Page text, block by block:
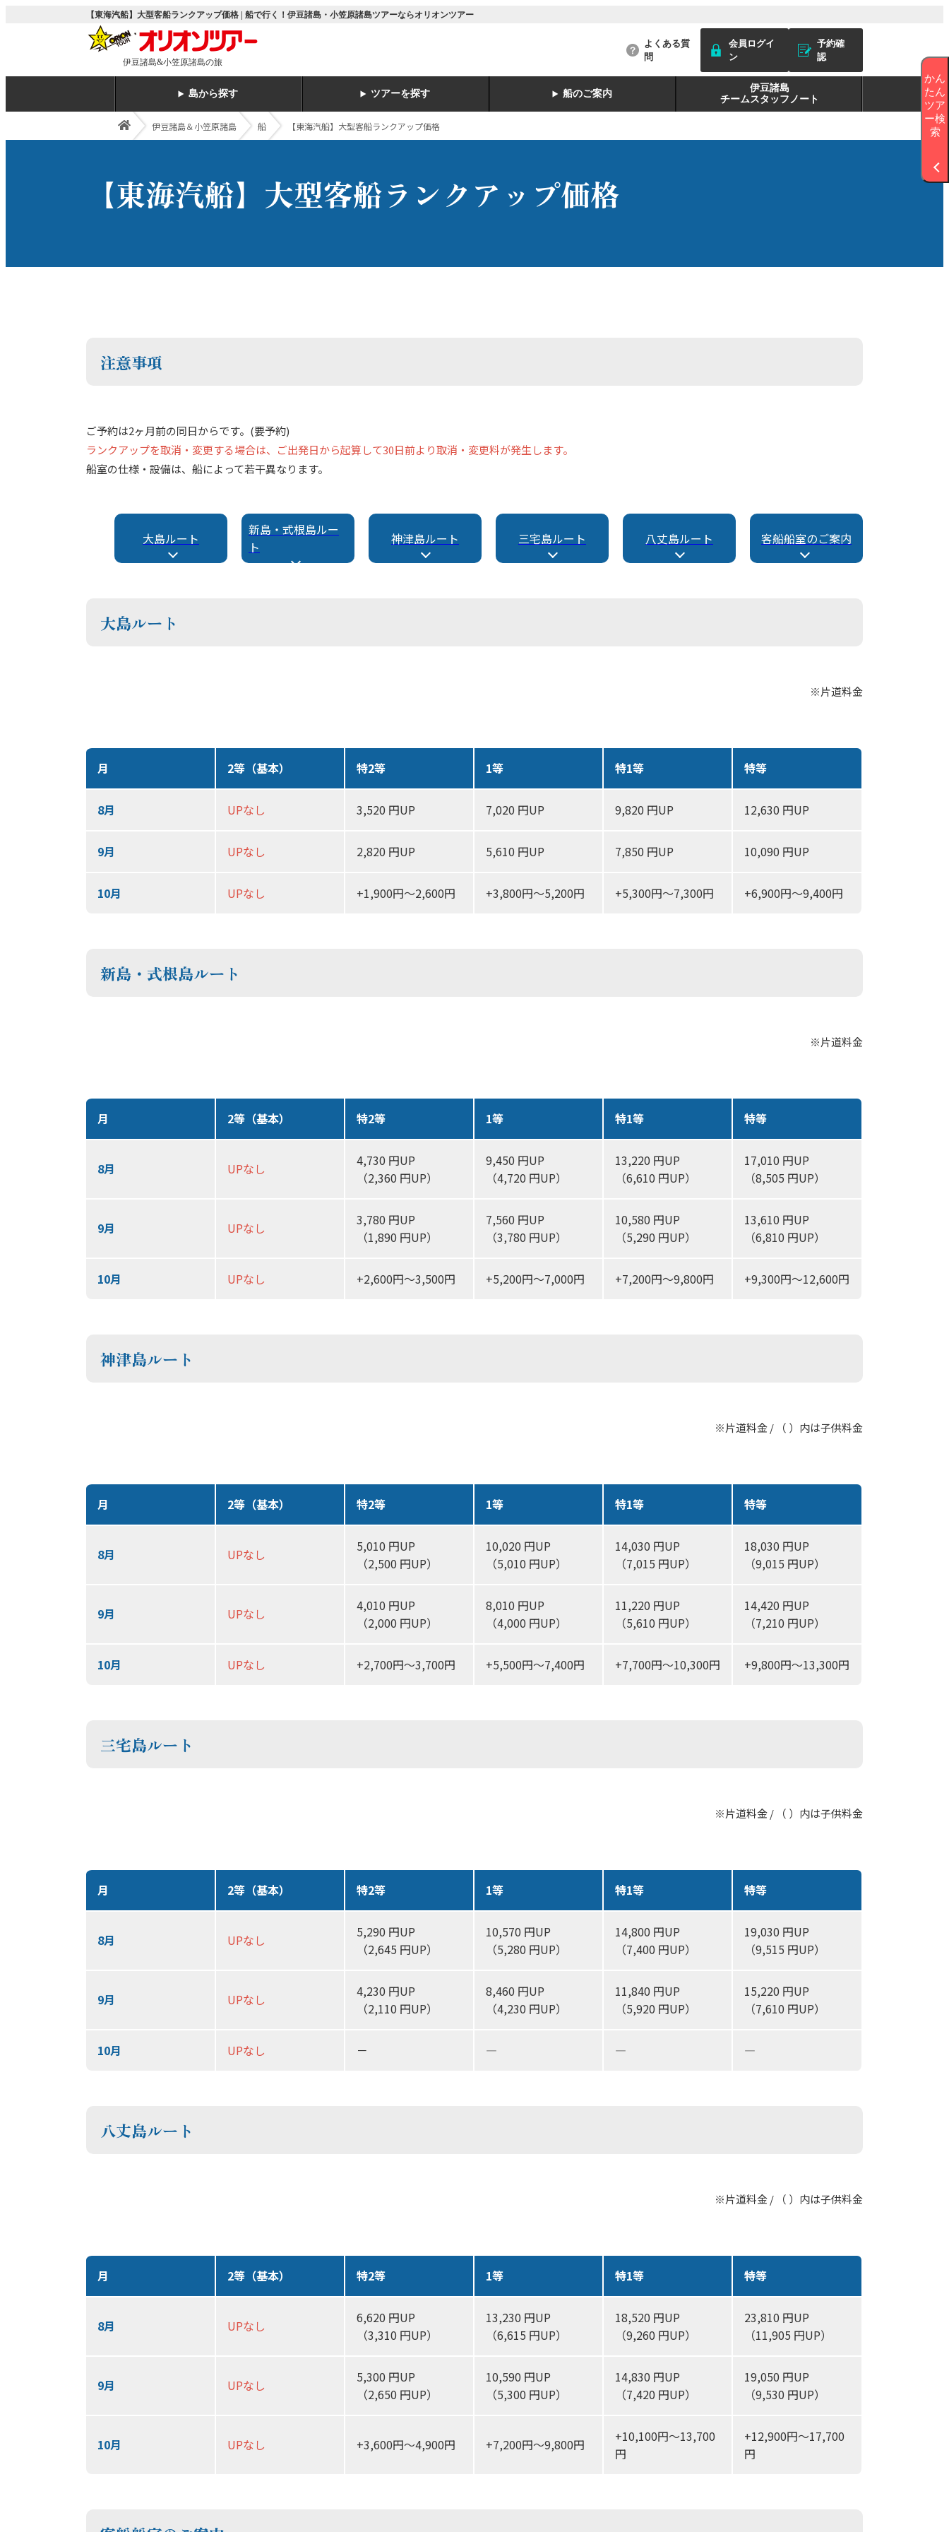
【東海汽船】大型客船ランクアップ価格 | 船で行く！伊豆諸島・小笠原諸島ツアーならオリオンツアー
伊豆諸島&小笠原諸島の旅
よくある質
問
会員ログイ
ン
予約確
認
島から探す ツアーを探す 船のご案内
伊豆諸島
チームスタッフノート
伊豆諸島＆小笠原諸島 船 【東海汽船】大型客船ランクアップ価格
【東海汽船】大型客船ランクアップ価格
注意事項
ご予約は2ヶ月前の同日からです。(要予約)
ランクアップを取消・変更する場合は、ご出発日から起算して30日前より取消・変更料が発生します。
船室の仕様・設備は、船によって若干異なります。
大島ルート
新島・式根島ルー
ト
神津島ルート 三宅島ルート 八丈島ルート 客船船室のご案内
大島ルート
※片道料金
月 2等（基本） 特2等 1等 特1等 特等
8月 UPなし 3,520 円UP 7,020 円UP 9,820 円UP 12,630 円UP
9月 UPなし 2,820 円UP 5,610 円UP 7,850 円UP 10,090 円UP
10月 UPなし +1,900円～2,600円 +3,800円～5,200円 +5,300円～7,300円 +6,900円～9,400円
新島・式根島ルート
※片道料金
月 2等（基本） 特2等 1等 特1等 特等
8月 UPなし
4,730 円UP
（2,360 円UP）
9,450 円UP
（4,720 円UP）
13,220 円UP
（6,610 円UP）
17,010 円UP
（8,505 円UP）
9月 UPなし
3,780 円UP
（1,890 円UP）
7,560 円UP
（3,780 円UP）
10,580 円UP
（5,290 円UP）
13,610 円UP
（6,810 円UP）
10月 UPなし +2,600円～3,500円 +5,200円～7,000円 +7,200円～9,800円 +9,300円～12,600円
神津島ルート
※片道料金 / （ ）内は子供料金
月 2等（基本） 特2等 1等 特1等 特等
8月 UPなし
5,010 円UP
（2,500 円UP）
10,020 円UP
（5,010 円UP）
14,030 円UP
（7,015 円UP）
18,030 円UP
（9,015 円UP）
9月 UPなし
4,010 円UP
（2,000 円UP）
8,010 円UP
（4,000 円UP）
11,220 円UP
（5,610 円UP）
14,420 円UP
（7,210 円UP）
10月 UPなし +2,700円～3,700円 +5,500円～7,400円 +7,700円～10,300円 +9,800円～13,300円
三宅島ルート
※片道料金 / （ ）内は子供料金
月 2等（基本） 特2等 1等 特1等 特等
8月 UPなし
5,290 円UP
（2,645 円UP）
10,570 円UP
（5,280 円UP）
14,800 円UP
（7,400 円UP）
19,030 円UP
（9,515 円UP）
9月 UPなし
4,230 円UP
（2,110 円UP）
8,460 円UP
（4,230 円UP）
11,840 円UP
（5,920 円UP）
15,220 円UP
（7,610 円UP）
10月 UPなし － ― ― ―
八丈島ルート
※片道料金 / （ ）内は子供料金
月 2等（基本） 特2等 1等 特1等 特等
8月 UPなし
6,620 円UP
（3,310 円UP）
13,230 円UP
（6,615 円UP）
18,520 円UP
（9,260 円UP）
23,810 円UP
（11,905 円UP）
9月 UPなし
5,300 円UP
（2,650 円UP）
10,590 円UP
（5,300 円UP）
14,830 円UP
（7,420 円UP）
19,050 円UP
（9,530 円UP）
10月 UPなし +3,600円～4,900円 +7,200円～9,800円
+10,100円～13,700
円
+12,900円～17,700
円
かん
たん
ツア
ー検
索